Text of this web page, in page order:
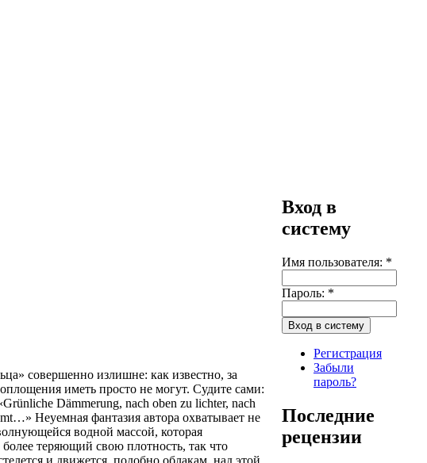
совершенно излишне: как известно, за
иметь просто не могут. Судите сами:
Dämmerung, nach oben zu lichter, nach
Неуемная фантазия автора охватывает не
водной массой, которая
теряющий свою плотность, так что
и движется, подобно облакам, над этой
Вход в
систему
Имя пользователя: *
Пароль: *
Регистрация
Забыли
пароль?
Последние
рецензии